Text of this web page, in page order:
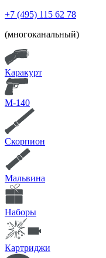
+7 (495) 115 62 78
(многоканальный)
Каракурт
М-140
Скорпион
Мальвина
Наборы
Картриджи